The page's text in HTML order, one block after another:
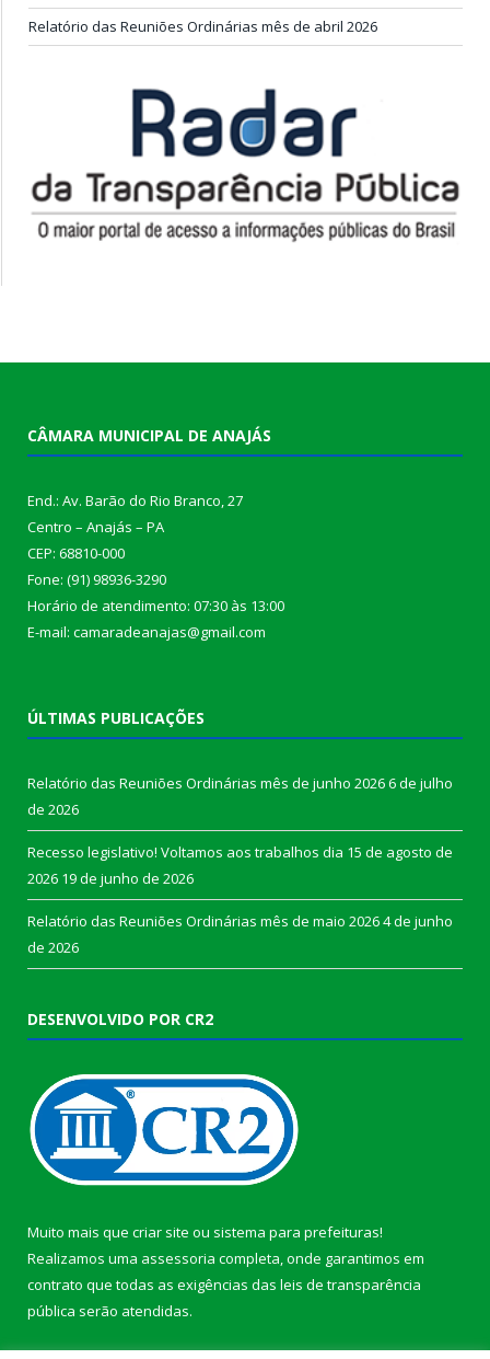
Relatório das Reuniões Ordinárias mês de abril 2026
CÂMARA MUNICIPAL DE ANAJÁS
End.: Av. Barão do Rio Branco, 27
Centro – Anajás – PA
CEP: 68810-000
Fone: (91) 98936-3290
Horário de atendimento: 07:30 às 13:00
E-mail: camaradeanajas@gmail.com
ÚLTIMAS PUBLICAÇÕES
Relatório das Reuniões Ordinárias mês de junho 20266 de julho
de 2026
Recesso legislativo! Voltamos aos trabalhos dia 15 de agosto de
2026 19 de junho de 2026
Relatório das Reuniões Ordinárias mês de maio 20264 de junho
de 2026
DESENVOLVIDO POR CR2
Muito mais que criar site ou sistema para prefeituras!
Realizamos uma assessoria completa, onde garantimos em
contrato que todas as exigências das leis de transparência
pública serão atendidas.